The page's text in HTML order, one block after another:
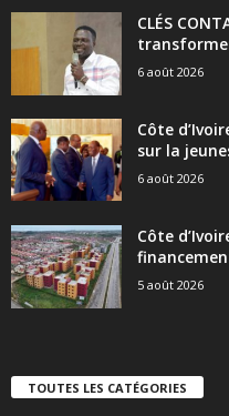
CLÉS
6 août 2026
Côte
sur la
6 août 2026
Côte
5 août 2026
TOUTES LES CATÉGORIES